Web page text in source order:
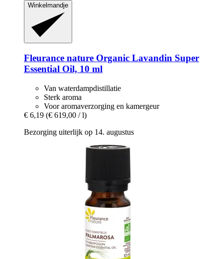
Winkelmandje
Fleurance nature Organic Lavandin Super
Essential Oil, 10 ml
Van waterdampdistillatie
Sterk aroma
Voor aromaverzorging en kamergeur
€ 6,19 (€ 619,00 / l)
Bezorging uiterlijk op 14. augustus